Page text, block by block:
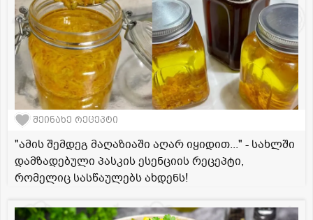
შეინახე რეცეპტი
"ამის შემდეგ მაღაზიაში აღარ იყიდით..." - სახლში
დამზადებული პასკის ესენციის რეცეპტი,
რომელიც სასწაულებს ახდენს!